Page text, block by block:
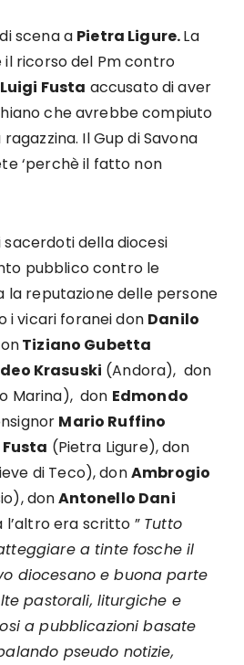
scena a Pietra Ligure.La
il ricorso del Pm contro
Luigi Fusta accusato di aver
che avrebbe compiuto
Il Gup di Savona
‘perchè il fatto non
sacerdoti della diocesi
pubblico contro le
la reputazione delle persone
i vicari foranei don Danilo
Tiziano Gubetta
Krasuski (Andora), don
Marina), don Edmondo
Mario Ruffino
(Pietra Ligure), don
di Teco), donAmbrogio
donAntonello Dani
l’altro era scritto ” Tutto
a tinte fosche il
diocesano e buona parte
pastorali, liturgiche e
a pubblicazioni basate
pseudo notizie,